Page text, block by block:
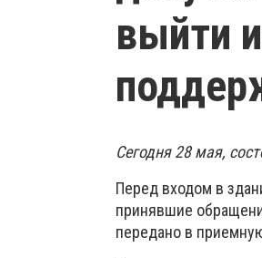
выйти
Сегодня 28 мая,
Перед входом в
принявшие
передано в